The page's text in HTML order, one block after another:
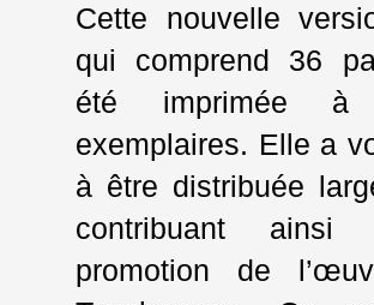
Cette nouvelle
qui comprend 36
été imprimée à
exemplaires. Elle a
à être distribuée
contribuant
promotion de